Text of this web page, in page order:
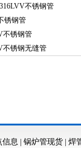
不锈钢管
锈钢管
不锈钢管
不锈钢无缝管
信息 | 锅炉管现货 | 焊